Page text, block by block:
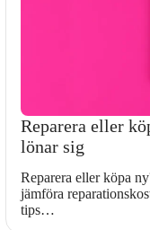
Reparera eller
lönar sig
Reparera eller köpa
jämföra
tips…